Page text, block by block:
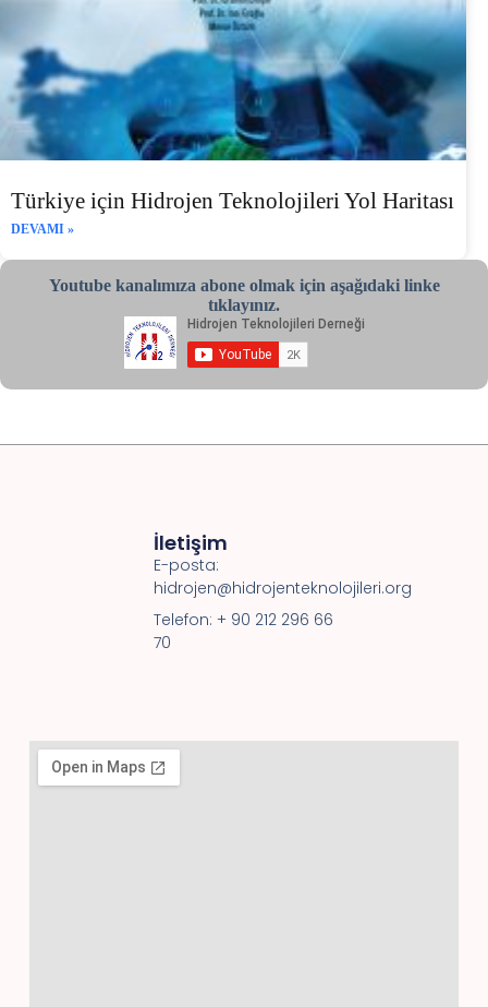
Türkiye için Hidrojen Teknolojileri Yol Haritası
DEVAMI »
Youtube kanalımıza abone olmak için aşağıdaki linke
tıklayınız.
İletişim
E-posta:
hidrojen@hidrojenteknolojileri.org
Telefon: + 90 212 296 66
70